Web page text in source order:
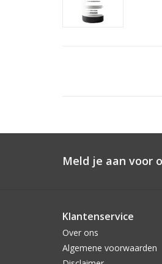
Meld je aan voor
Klantenservice
Over ons
Algemene voorwaarden